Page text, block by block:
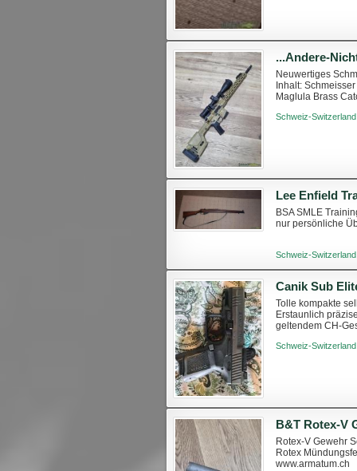
Neuwertiges
Inhalt:
Maglula Brass
Schweiz-
Lee Enfield
BSA SMLE
nur persönliche
Schweiz-
Tolle kompakte
Erstaunlich
geltendem CH-
Schweiz-
B&T Rotex-V
Rotex-V Gewehr
Rotex
www.armatum.ch